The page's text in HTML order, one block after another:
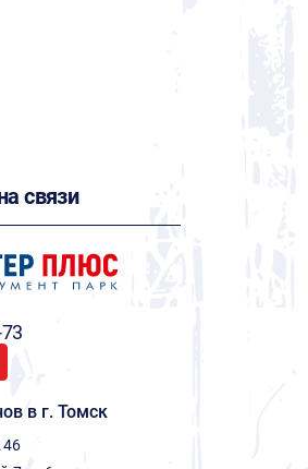
связи
в г. Томск
46